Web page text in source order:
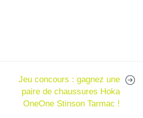
Jeu concours : gagnez une
paire de chaussures Hoka
OneOne Stinson Tarmac !